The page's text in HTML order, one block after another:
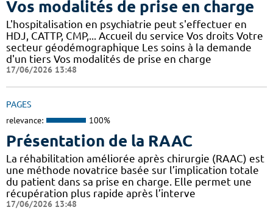
Vos modalités de prise en charge
L'hospitalisation en psychiatrie peut s'effectuer en
HDJ, CATTP, CMP,... Accueil du service Vos droits Votre
secteur géodémographique Les soins à la demande
d'un tiers Vos modalités de prise en charge
17/06/2026 13:48
PAGES
relevance: 100%
Présentation de la RAAC
La réhabilitation améliorée après chirurgie (RAAC) est
une méthode novatrice basée sur l’implication totale
du patient dans sa prise en charge. Elle permet une
récupération plus rapide après l’interve
17/06/2026 13:48